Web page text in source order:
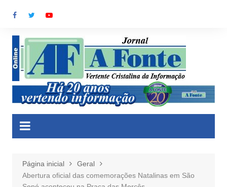
para
conteúdo
Página inicial
Geral
Abertura oficial das comemorações Natalinas em São